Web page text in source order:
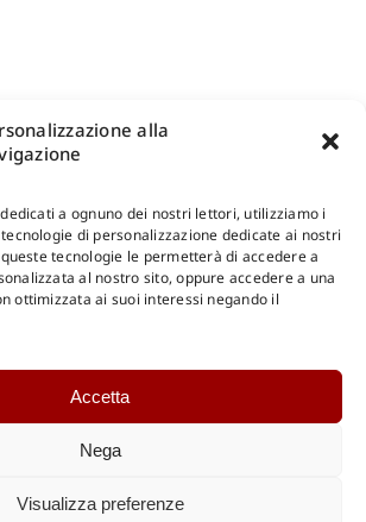
alla
a ognuno dei nostri lettori, utilizziamo i
di personalizzazione dedicate ai nostri
tecnologie le permetterà di accedere a
al nostro sito, oppure accedere a una
ottimizzata ai suoi interessi negando il
Accetta
Nega
Visualizza preferenze
-Pagamenti Sicuri e anche Rateali
Catalogo Online
Catalogo Internazionale
Catalogo Internazionale